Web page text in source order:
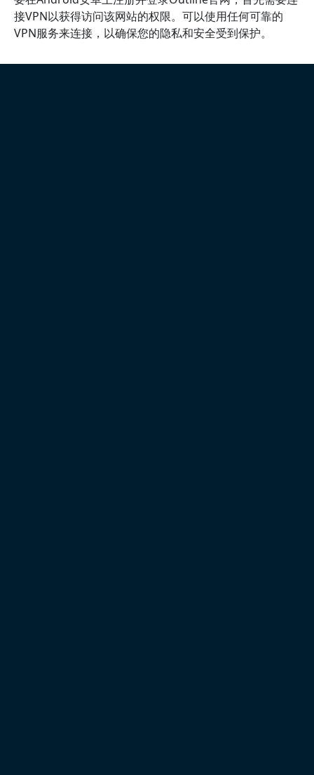
接VPN以获得访问该网站的权限。可以使用任何可靠的
VPN服务来连接，以确保您的隐私和安全受到保护。